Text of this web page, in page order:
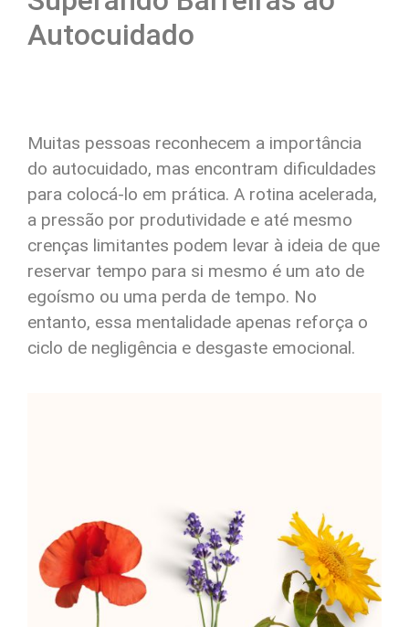
Autocuidado
Muitas pessoas reconhecem a importância
do autocuidado, mas encontram dificuldades
para colocá-lo em prática. A rotina acelerada,
a pressão por produtividade e até mesmo
crenças limitantes podem levar à ideia de que
reservar tempo para si mesmo é um ato de
egoísmo ou uma perda de tempo. No
entanto, essa mentalidade apenas reforça o
ciclo de negligência e desgaste emocional.